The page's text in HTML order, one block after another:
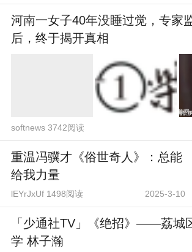
河南一女子40年没睡过觉，专家
后，终于揭开真相
softnews 3742阅读
重温冯骥才《俗世奇人》：总能
给我力量
lEYrJxUf 1498阅读 2025-3-10
「少通社TV」《绝招》——荔城
学 林子瀚